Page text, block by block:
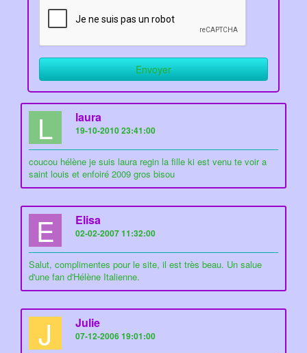
L laura
19-10-2010 23:41:00
coucou hélène je suis laura regin la fille ki est venu te voir a
saint louis et enfoiré 2009 gros bisou
E Elisa
02-02-2007 11:32:00
Salut, complimentes pour le site, il est très beau. Un salue
d'une fan d'Hélène Italienne.
J Julie
07-12-2006 19:01:00